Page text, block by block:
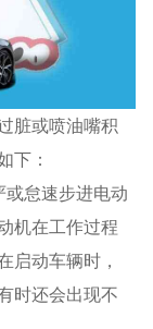
脏或喷油嘴积
下：
或怠速步进电动
机在工作过程
启动车辆时，
时还会出现不